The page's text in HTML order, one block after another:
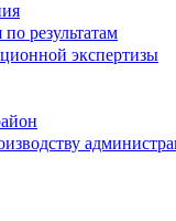
результатам
экспертизы